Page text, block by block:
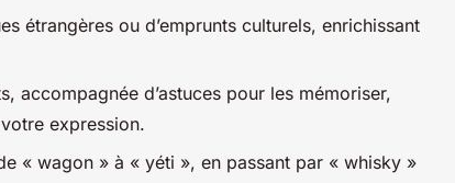
étrangères ou d’emprunts culturels, enrichissant
accompagnée d’astuces pour les mémoriser,
expression.
« wagon » à « yéti », en passant par « whisky »